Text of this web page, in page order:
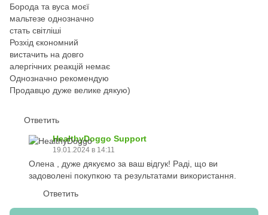
Борода та вуса моєї
мальтезе однозначно
стать світліші
Розхід єкономний
вистачить на довго
алергічних реакцій немає
Однозначно рекомендую
Продавцю дуже велике дякую)
Ответить
HealthyDoggo Support
19.01.2024 в 14:11
Олена , дуже дякуємо за ваш відгук! Раді, що ви
задоволені покупкою та результатами використання.
Ответить